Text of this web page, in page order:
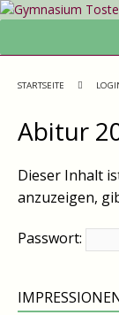
STARTSEITE
Abitur
Dieser Inhalt
anzuzeigen,
Passwort: